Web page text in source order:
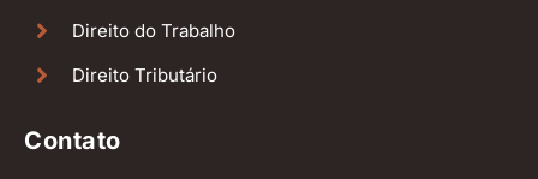
Direito do Trabalho
Direito Tributário
Contato